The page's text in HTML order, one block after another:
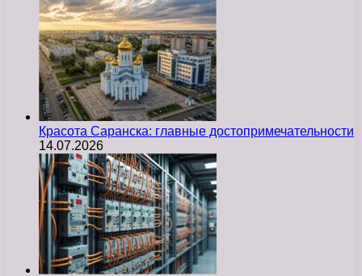
Красота Саранска: главные достопримечательности
14.07.2026